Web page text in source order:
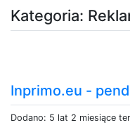
Kategoria:
Inprimo.eu -
Dodano: 5 lat 2 miesiące